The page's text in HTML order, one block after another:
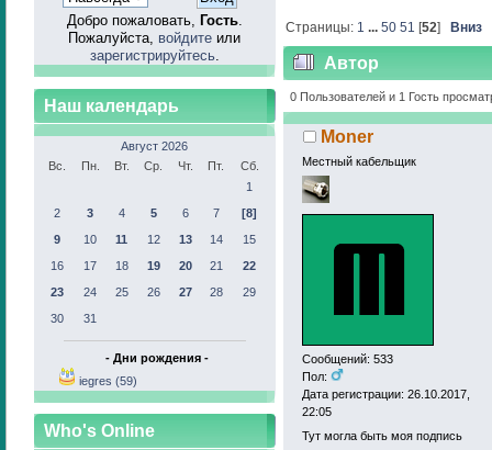
Добро пожаловать, Гость.
Пожалуйста, войдите или
зарегистрируйтесь.
Наш календарь
Август 2026
Вс.
Пн. Вт. Ср. Чт. Пт.
Сб.
1
2
3 4 5 6 7
[8]
9
10 11 12 13 14
15
16
17 18 19 20 21
22
23
24 25 26 27 28
29
30
31
- Дни рождения -
iegres (59)
Who's Online
Страницы: 1 ...50 51 [52] Вниз
Автор
328866 раз)
0 Пользователей и 1 Гость
Moner
Местный кабельщик
Сообщений: 533
Пол:
Дата регистрации: 26.10.2017,
22:05
Тут могла быть моя подпись